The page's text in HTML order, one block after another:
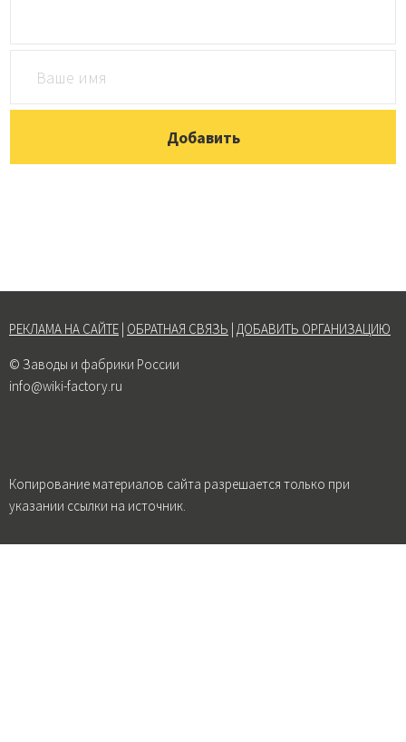
РЕКЛАМА НА САЙТЕ ОБРАТНАЯ СВЯЗЬ ДОБАВИТЬ ОРГАНИЗАЦИЮ
© Заводы и фабрики России
info@wiki-factory.ru
Копирование материалов сайта разрешается только при
указании ссылки на источник.